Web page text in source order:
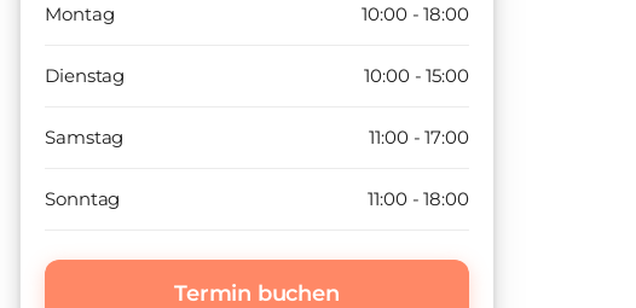
Montag 10:00 - 18:00
Dienstag 10:00 - 15:00
Samstag 11:00 - 17:00
Sonntag 11:00 - 18:00
Termin buchen